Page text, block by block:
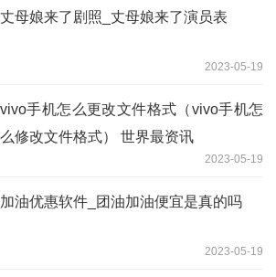
丈母娘来了剧照_丈母娘来了演员表
2023-05-19
vivo手机怎么更改文件格式（vivo手机怎
么修改文件格式） 世界最资讯
2023-05-19
加油优惠软件_团油加油便宜是真的吗
2023-05-19